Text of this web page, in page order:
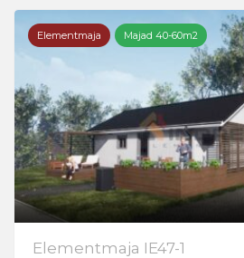
Elementmaja Majad 40-60m2
Elementmaja IE47-1